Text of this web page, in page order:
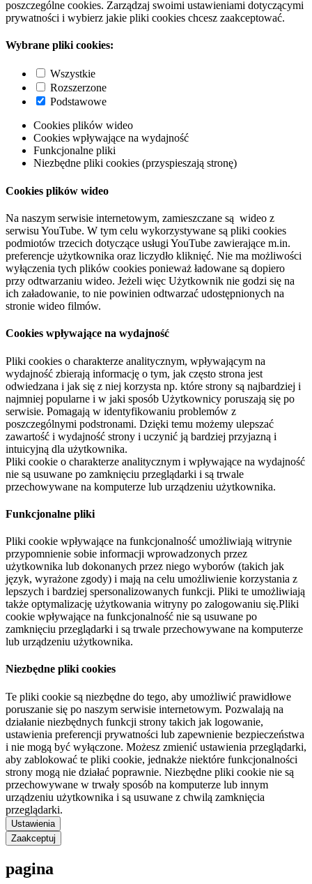
poszczególne cookies. Zarządzaj swoimi ustawieniami dotyczącymi
prywatności i wybierz jakie pliki cookies chcesz zaakceptować.
Wybrane pliki cookies:
Wszystkie
Rozszerzone
Podstawowe
Cookies plików wideo
Cookies wpływające na wydajność
Funkcjonalne pliki
Niezbędne pliki cookies (przyspieszają stronę)
Cookies plików wideo
Na naszym serwisie internetowym, zamieszczane są wideo z
serwisu YouTube. W tym celu wykorzystywane są pliki cookies
podmiotów trzecich dotyczące usługi YouTube zawierające m.in.
preferencje użytkownika oraz liczydło kliknięć. Nie ma możliwości
wyłączenia tych plików cookies ponieważ ładowane są dopiero
przy odtwarzaniu wideo. Jeżeli więc Użytkownik nie godzi się na
ich załadowanie, to nie powinien odtwarzać udostępnionych na
stronie wideo filmów.
Cookies wpływające na wydajność
Pliki cookies o charakterze analitycznym, wpływającym na
wydajność zbierają informację o tym, jak często strona jest
odwiedzana i jak się z niej korzysta np. które strony są najbardziej i
najmniej popularne i w jaki sposób Użytkownicy poruszają się po
serwisie. Pomagają w identyfikowaniu problemów z
poszczególnymi podstronami. Dzięki temu możemy ulepszać
zawartość i wydajność strony i uczynić ją bardziej przyjazną i
intuicyjną dla użytkownika.
Pliki cookie o charakterze analitycznym i wpływające na wydajność
nie są usuwane po zamknięciu przeglądarki i są trwale
przechowywane na komputerze lub urządzeniu użytkownika.
Funkcjonalne pliki
Pliki cookie wpływające na funkcjonalność umożliwiają witrynie
przypomnienie sobie informacji wprowadzonych przez
użytkownika lub dokonanych przez niego wyborów (takich jak
język, wyrażone zgody) i mają na celu umożliwienie korzystania z
lepszych i bardziej spersonalizowanych funkcji. Pliki te umożliwiają
także optymalizację użytkowania witryny po zalogowaniu się.Pliki
cookie wpływające na funkcjonalność nie są usuwane po
zamknięciu przeglądarki i są trwale przechowywane na komputerze
lub urządzeniu użytkownika.
Niezbędne pliki cookies
Te pliki cookie są niezbędne do tego, aby umożliwić prawidłowe
poruszanie się po naszym serwisie internetowym. Pozwalają na
działanie niezbędnych funkcji strony takich jak logowanie,
ustawienia preferencji prywatności lub zapewnienie bezpieczeństwa
i nie mogą być wyłączone. Możesz zmienić ustawienia przeglądarki,
aby zablokować te pliki cookie, jednakże niektóre funkcjonalności
strony mogą nie działać poprawnie. Niezbędne pliki cookie nie są
przechowywane w trwały sposób na komputerze lub innym
urządzeniu użytkownika i są usuwane z chwilą zamknięcia
przeglądarki.
Ustawienia
Zaakceptuj
pagina